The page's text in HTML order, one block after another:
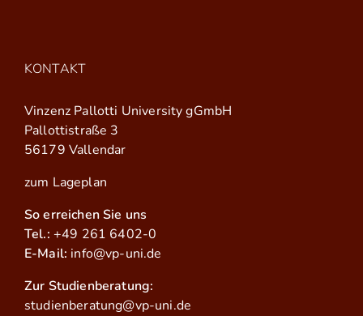
KONTAKT
Vinzenz Pallotti University gGmbH
Pallottistraße 3
56179 Vallendar
zum Lageplan
So erreichen Sie uns
Tel.: +49 261 6402-0
E-Mail: info@vp-uni.de
Zur Studienberatung:
studienberatung@vp-uni.de